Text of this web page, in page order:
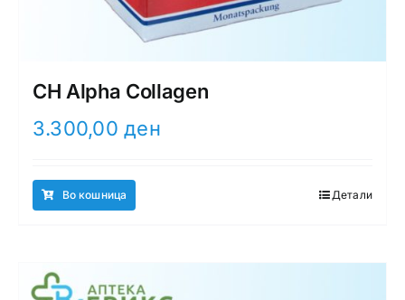
CH Alpha Collagen
3.300,00ден
Во кошница Детали